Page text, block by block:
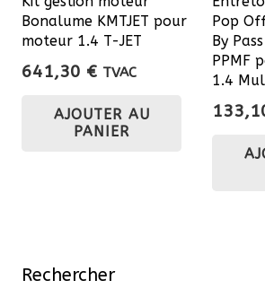
Bonalume KMTJET pour
moteur 1.4 T-JET
641,30 € TVAC
AJOUTER AU
PANIER
Pop
By
PPMF
1.4
Rechercher